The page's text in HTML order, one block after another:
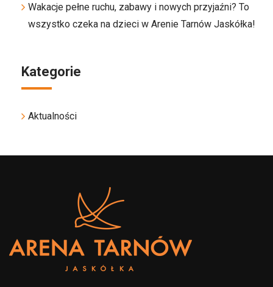
Wakacje pełne ruchu, zabawy i nowych przyjaźni? To
wszystko czeka na dzieci w Arenie Tarnów Jaskółka!
Kategorie
Aktualności